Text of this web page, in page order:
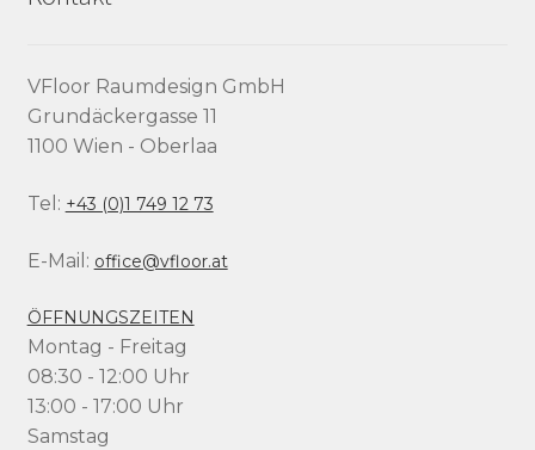
VFloor Raumdesign GmbH
Grundäckergasse 11
1100 Wien - Oberlaa
Tel: +43 (0)1 749 12 73
E-Mail: office@vfloor.at
ÖFFNUNGSZEITEN
Montag - Freitag
08:30 - 12:00 Uhr
13:00 - 17:00 Uhr
Samstag